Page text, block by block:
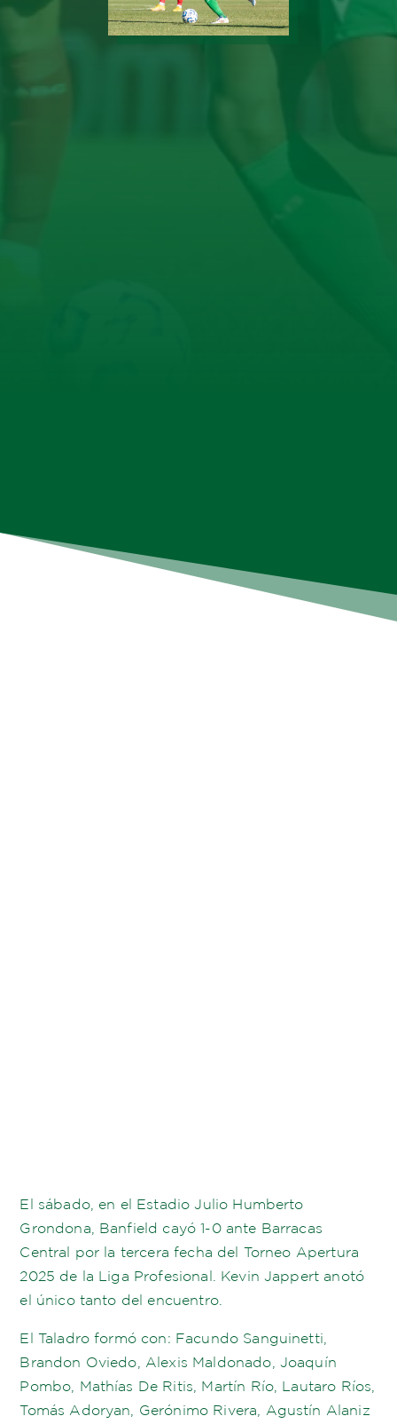
El sábado, en el Estadio Julio Humberto
Grondona, Banfield cayó 1-0 ante Barracas
Central por la tercera fecha del Torneo Apertura
2025 de la Liga Profesional. Kevin Jappert anotó
el único tanto del encuentro.
El Taladro formó con: Facundo Sanguinetti,
Brandon Oviedo, Alexis Maldonado, Joaquín
Pombo, Mathías De Ritis, Martín Río, Lautaro Ríos,
Tomás Adoryan, Gerónimo Rivera, Agustín Alaniz